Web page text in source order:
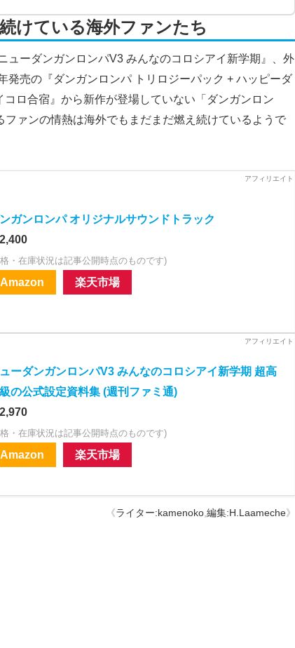
けている海外ファンたち
ューダンガンロンパV3 みんなのコロシアイ新学期』、外
発売の『ダンガンロンパ トリロジーパック + ハッピーダ
ロ合宿』から新作が登場していない「ダンガンロン
ァンの情熱は海外でもまだまだ燃え続けているようで
ガンロンパ オリジナルサウンドトラック
・在庫状況は記事公開時点のものです)
Amazon 楽天市場
ーダンガンロンパV3 みんなのコロシアイ新学期 超高
の公式設定資料集 (週刊ファミ通)
・在庫状況は記事公開時点のものです)
Amazon 楽天市場
《ライター:kamenoko,編集:H.Laameche》